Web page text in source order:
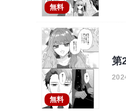
無料
無料
第